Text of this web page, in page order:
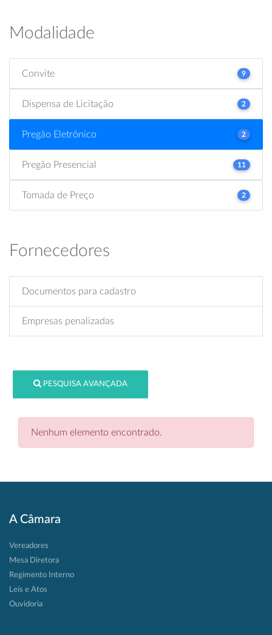
Modalidade
Convite 9
Dispensa de Licitação 2
Pregão Eletrônico 2
Pregão Presencial 11
Tomada de Preço 2
Fornecedores
Documentos para cadastro
Empresas penalizadas
PESQUISA AVANÇADA
Nenhum elemento encontrado.
A Câmara
Vereadores
Mesa Diretora
Regimento Interno
Leis e Atos
Ouvidoria